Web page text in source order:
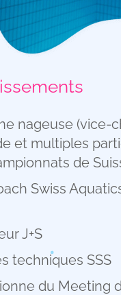
nageuse (vice-
et multiples
de
Swiss
J+S
techniques SSS
du Meeting